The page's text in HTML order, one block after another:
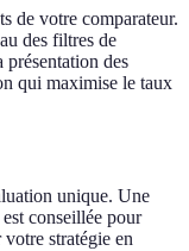
de votre comparateur.
des filtres de
présentation des
qui maximise le taux
unique. Une
conseillée pour
stratégie en